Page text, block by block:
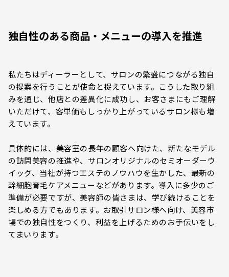
独自性のある商品・メニューの導入を推進
私たちはディーラーとして、サロンの繁盛につながる独自
の提案を行うことが使命と捉えています。こうした取り組
みを通じ、他店との差異化に成功し、お客さまにもご理解
いただけて、客単価もしっかり上がっているサロン様も増
えています。
具体的には、美容室の長年の顧客へ向けた、新たなモデル
の訪問美容の推進や、サロンオリジナルのセミオーダーウ
イッグ、当社が持つエステのノウハウを生かした、最新の
幹細胞育毛ケアメニューなどがあります。導入に多少のご
準備が必要ですが、美容師の皆さまは、学び続けることを
楽しめる方でもあります。お取引サロン様へ向け、美容市
場での独自性をつくり、利益を上げるためのお手伝いをし
てまいります。